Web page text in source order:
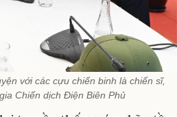
với các cựu chiến binh là chiến sĩ,
Chiến dịch Điện Biên Phủ